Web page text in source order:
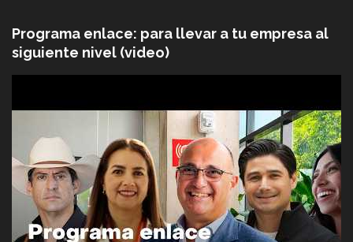
Programa enlace: para llevar a tu empresa al
siguiente nivel (video)